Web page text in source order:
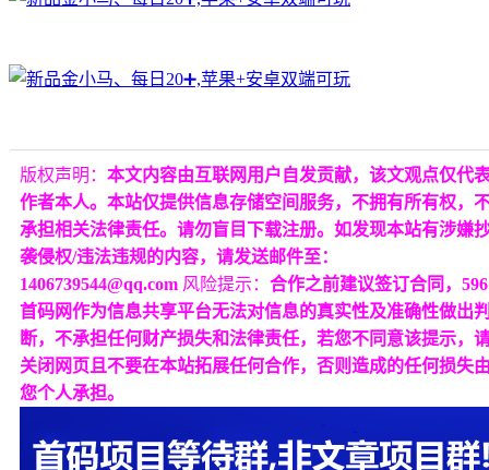
版权声明： 本文内容由互联网用户自发贡献，该文观点仅代
作者本人。本站仅提供信息存储空间服务，不拥有所有权，
承担相关法律责任。请勿盲目下载注册。如发现本站有涉嫌
袭侵权/违法违规的内容，请发送邮件至：
1406739544@qq.com 风险提示： 合作之前建议签订合同，596
首码网作为信息共享平台无法对信息的真实性及准确性做出
断，不承担任何财产损失和法律责任，若您不同意该提示，
关闭网页且不要在本站拓展任何合作，否则造成的任何损失
您个人承担。